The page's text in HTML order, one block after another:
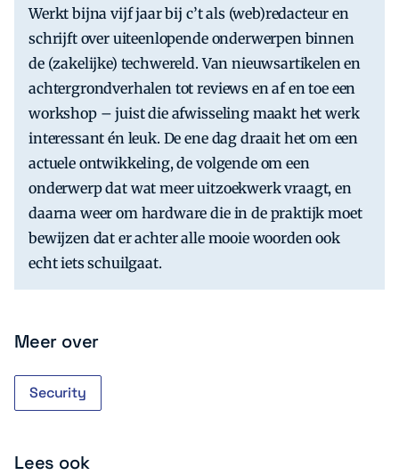
Werkt bijna vijf jaar bij c’t als (web)redacteur en
schrijft over uiteenlopende onderwerpen binnen
de (zakelijke) techwereld. Van nieuwsartikelen en
achtergrondverhalen tot reviews en af en toe een
workshop – juist die afwisseling maakt het werk
interessant én leuk. De ene dag draait het om een
actuele ontwikkeling, de volgende om een
onderwerp dat wat meer uitzoekwerk vraagt, en
daarna weer om hardware die in de praktijk moet
bewijzen dat er achter alle mooie woorden ook
echt iets schuilgaat.
Meer over
Security
Lees ook